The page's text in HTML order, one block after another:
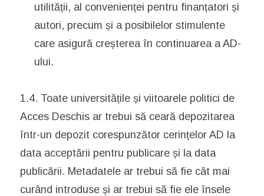
utilității, al convenienței pentru finanțatori și
autori, precum și a posibilelor stimulente
care asigură creșterea în continuarea a AD-
ului.
1.4. Toate universitățile și viitoarele politici de
Acces Deschis ar trebui să ceară depozitarea
într-un depozit corespunzător cerințelor AD la
data acceptării pentru publicare și la data
publicării. Metadatele ar trebui să fie cât mai
curând introduse și ar trebui să fie ele însele